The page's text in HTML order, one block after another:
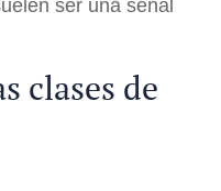
ser una señal
clases de